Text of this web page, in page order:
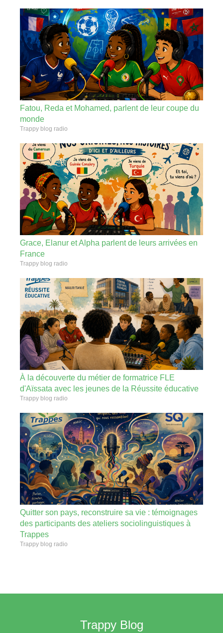
Fatou, Reda et Mohamed, parlent de leur coupe du
monde
Trappy blog radio
Grace, Elanur et Alpha parlent de leurs arrivées en
France
Trappy blog radio
À la découverte du métier de formatrice FLE
d'Aïssata avec les jeunes de la Réussite éducative
Trappy blog radio
Quitter son pays, reconstruire sa vie : témoignages
des participants des ateliers sociolinguistiques à
Trappes
Trappy blog radio
Trappy Blog